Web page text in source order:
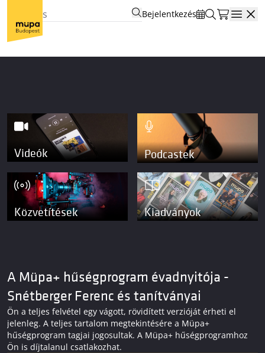
Bejelentkezés
Videók Podcastek
Közvetítések Kiadványok
A Müpa+ hűségprogram évadnyitója -
Snétberger Ferenc és tanítványai
Ön a teljes felvétel egy vágott, rövidített verzióját érheti el
jelenleg. A teljes tartalom megtekintésére a Müpa+
hűségprogram tagjai jogosultak. A Müpa+ hűségprogramhoz
Ön is díjtalanul csatlakozhat.